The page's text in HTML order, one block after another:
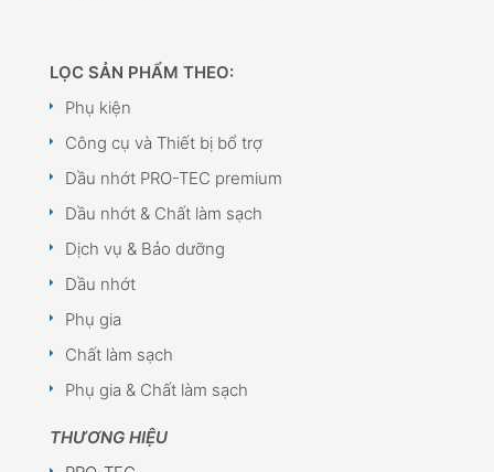
LỌC SẢN PHẨM THEO:
Phụ kiện
Công cụ và Thiết bị bổ trợ
Dầu nhớt PRO-TEC premium
Dầu nhớt & Chất làm sạch
Dịch vụ & Bảo dưỡng
Dầu nhớt
Phụ gia
Chất làm sạch
Phụ gia & Chất làm sạch
THƯƠNG HIỆU